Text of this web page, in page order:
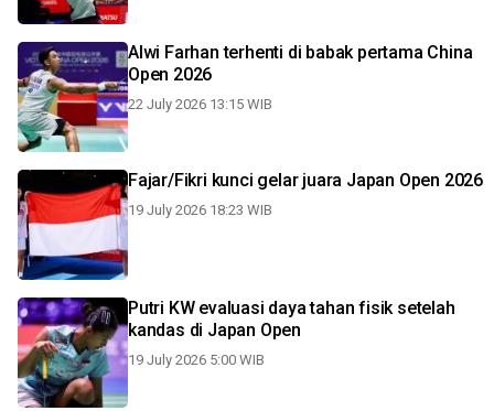
Alwi Farhan terhenti di babak pertama China
Open 2026
22 July 2026 13:15 WIB
Fajar/Fikri kunci gelar juara Japan Open 2026
19 July 2026 18:23 WIB
Putri KW evaluasi daya tahan fisik setelah
kandas di Japan Open
19 July 2026 5:00 WIB